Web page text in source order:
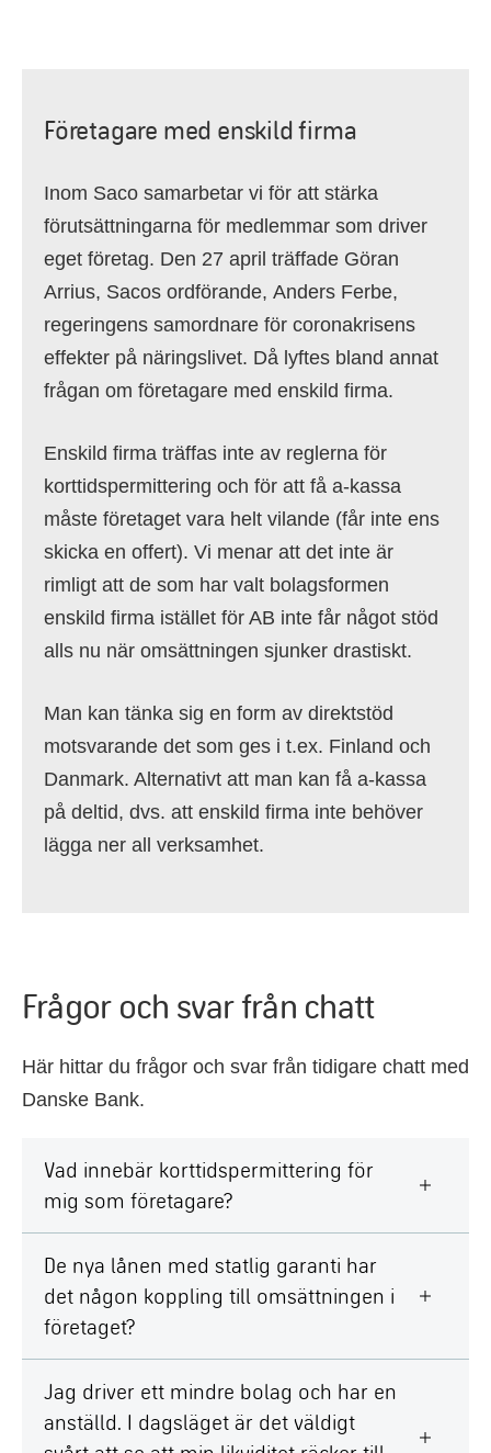
Företagare med enskild firma
Inom Saco samarbetar vi för att stärka
förutsättningarna för medlemmar som driver
eget företag. Den 27 april träffade Göran
Arrius, Sacos ordförande, Anders Ferbe,
regeringens samordnare för coronakrisens
effekter på näringslivet. Då lyftes bland annat
frågan om företagare med enskild firma.
Enskild firma träffas inte av reglerna för
korttidspermittering och för att få a-kassa
måste företaget vara helt vilande (får inte ens
skicka en offert). Vi menar att det inte är
rimligt att de som har valt bolagsformen
enskild firma istället för AB inte får något stöd
alls nu när omsättningen sjunker drastiskt.
Man kan tänka sig en form av direktstöd
motsvarande det som ges i t.ex. Finland och
Danmark. Alternativt att man kan få a-kassa
på deltid, dvs. att enskild firma inte behöver
lägga ner all verksamhet.
Frågor och svar från chatt
Här hittar du frågor och svar från tidigare chatt med
Danske Bank.
Vad innebär korttidspermittering för
mig som företagare?
De nya lånen med statlig garanti har
det någon koppling till omsättningen i
företaget?
Jag driver ett mindre bolag och har en
anställd. I dagsläget är det väldigt